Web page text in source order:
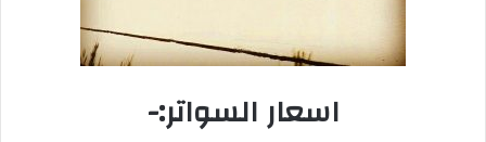
اسعار السواتر:-